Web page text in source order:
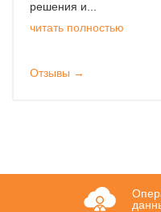
решения и...
читать полностью
Отзывы →